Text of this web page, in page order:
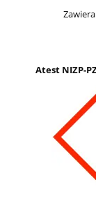
Atest NIZP-